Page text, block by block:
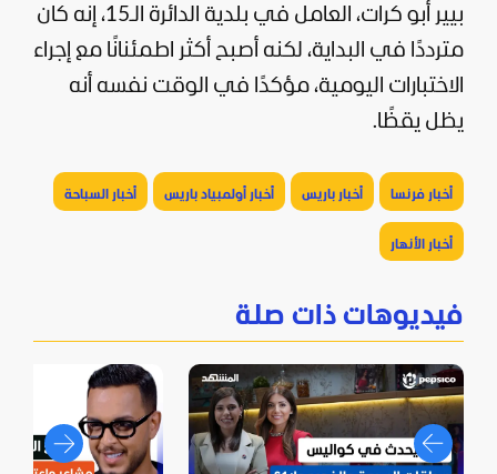
بيير أبو كرات، العامل في بلدية الدائرة الـ15، إنه كان
مترددًا في البداية، لكنه أصبح أكثر اطمئنانًا مع إجراء
الاختبارات اليومية، مؤكدًا في الوقت نفسه أنه
يظل يقظًا.
أخبار فرنسا أخبار باريس أخبار أولمبياد باريس أخبار السباحة
أخبار الأنهار
فيديوهات ذات صلة